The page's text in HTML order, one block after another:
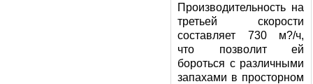
Производительность на
третьей скорости
составляет 730 м?/ч,
что позволит ей
бороться с различными
запахами в просторном